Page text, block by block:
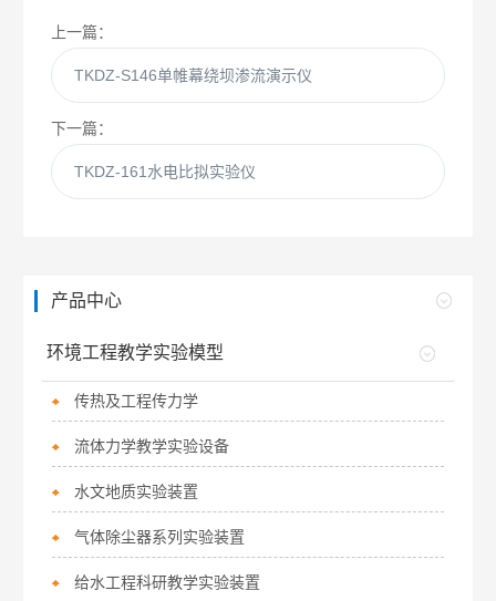
上一篇：
TKDZ-S146单帷幕绕坝渗流演示仪
下一篇：
TKDZ-161水电比拟实验仪
产品中心
环境工程教学实验模型
传热及工程传力学
流体力学教学实验设备
水文地质实验装置
气体除尘器系列实验装置
给水工程科研教学实验装置